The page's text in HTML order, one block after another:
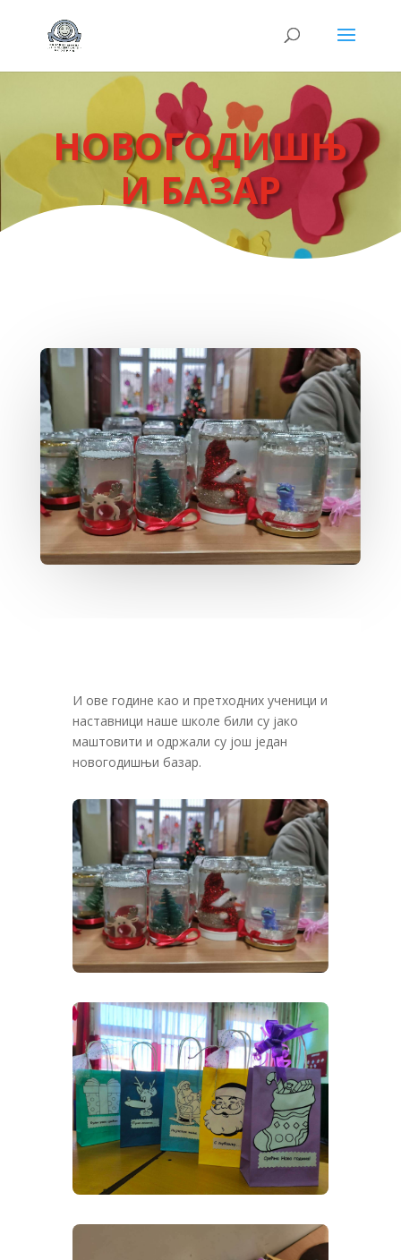
НОВОГОДИШЊ
И БАЗАР
И ове године као и претходних ученици и
наставници наше школе били су јако
маштовити и одржали су још један
новогодишњи базар.